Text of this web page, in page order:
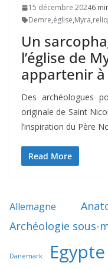
15 décembre 20246
Demre,église,Myra,
Un
l’église de
appartenir
Des archéologues
originale de Saint
l’inspiration du Père
Read More
Allemagne
Archéologie sous-
Danemark Egypte